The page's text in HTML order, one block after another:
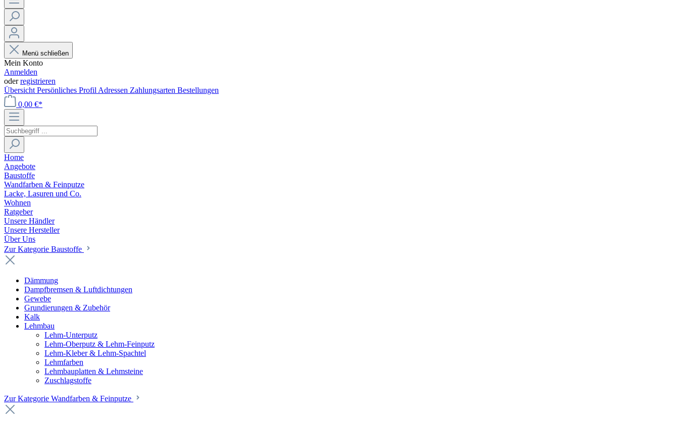
Menü schließen
Mein Konto
Anmelden
oderregistrieren
Übersicht Persönliches Profil Adressen Zahlungsarten Bestellungen
0,00 €*
Home
Angebote
Baustoffe
Wandfarben & Feinputze
Lacke, Lasuren und Co.
Wohnen
Ratgeber
Unsere Händler
Unsere Hersteller
Über Uns
Zur Kategorie Baustoffe
Dämmung
Dampfbremsen & Luftdichtungen
Gewebe
Grundierungen & Zubehör
Kalk
Lehmbau
Lehm-Unterputz
Lehm-Oberputz & Lehm-Feinputz
Lehm-Kleber & Lehm-Spachtel
Lehmfarben
Lehmbauplatten & Lehmsteine
Zuschlagstoffe
Zur Kategorie Wandfarben & Feinputze